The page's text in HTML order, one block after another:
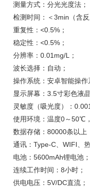
测量方式：分光光度法；
检测时间：＜3min（含
重复性：<0.5%；
稳定性：<0.5%；
分辨率：0.01mg/L；
波长选择：自动；
操作系统：安卓智能操作
显示屏幕：3.5寸彩色液
灵敏度（吸光度）：
使用环境：温度0～50℃
数据存储：80000条以上
通讯：Type-C、WIFI、
电池：5600mAh锂电池；
连续工作时间：8小时；
供电电压：5V/DC直流；